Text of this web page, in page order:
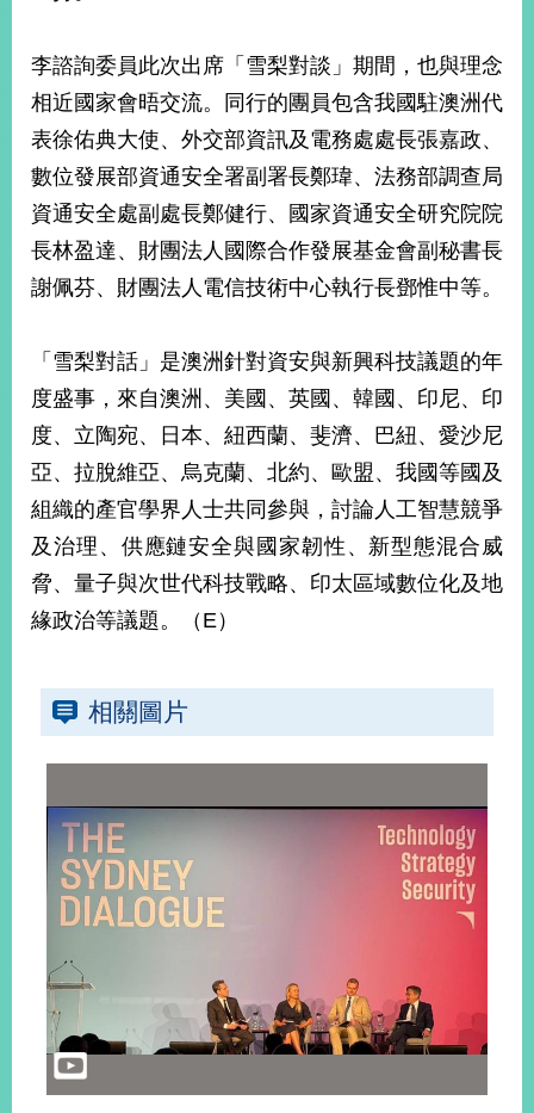
部
信
箱
粉
專
頁
LINEInstagram
X平台
(原推特)
APPYouTube
RSS
府
站
資
開
放
宣
告
隱
私
保
護
及
資
安
政
障
礙
網
站
說
李諮詢委員此次出席「雪梨對談」期間，也與理念
相近國家會晤交流。同行的團員包含我國駐澳洲代
表徐佑典大使、外交部資訊及電務處處長張嘉政、
數位發展部資通安全署副署長鄭瑋、法務部調查局
資通安全處副處長鄭健行、國家資通安全研究院院
長林盈達、財團法人國際合作發展基金會副秘書長
謝佩芬、財團法人電信技術中心執行長鄧惟中等。
「雪梨對話」是澳洲針對資安與新興科技議題的年
度盛事，來自澳洲、美國、英國、韓國、印尼、印
度、立陶宛、日本、紐西蘭、斐濟、巴紐、愛沙尼
亞、拉脫維亞、烏克蘭、北約、歐盟、我國等國及
組織的產官學界人士共同參與，討論人工智慧競爭
及治理、供應鏈安全與國家韌性、新型態混合威
脅、量子與次世代科技戰略、印太區域數位化及地
緣政治等議題。（E）
相關圖片